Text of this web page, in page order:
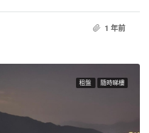
1 年前
租盤 隨時睇樓